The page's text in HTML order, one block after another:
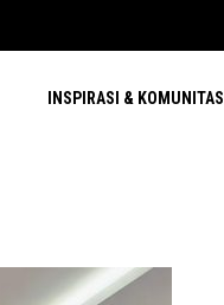
INSPIRASI & KOMUNITAS